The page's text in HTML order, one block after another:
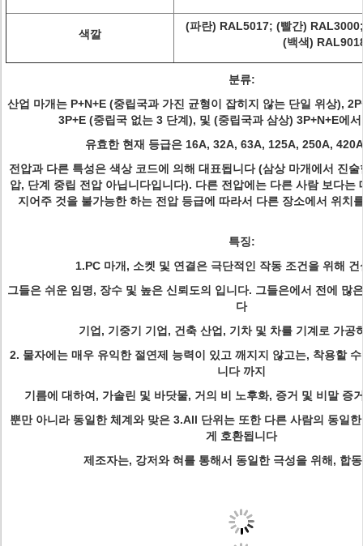
색깔
(파란) RAL5017; (빨간)
(백색)
분류:
산업 마개는 P+N+E (중립국과 가진 균형이 잡히지 않는 단일 위상),
3P+E (중립국 없는 3 단계), 및 (중립국과 삼상) 3P+N+E에
유효한 현재 등급은 16A, 32A, 63A, 125A, 250A,
전압과 다른 특성은 색상 코드에 의해 대표됩니다 (삼상 마개에서 진
압, 단계 중립 전압 아닙니다입니다). 다른 전압에는 다른 사람 보다는
지어주 것을 불가능한 하는 전압 등급에 따라서 다른 장소에서 위치
특징:
1.PC 마개, 소켓 및 연결은 극단적인 작동 조건을 위해 건
그들은 쉬운 임명, 장수 및 높은 신뢰도의 입니다. 그들은에서 전에 많
다
기업, 기중기 기업, 건축 산업, 기차 및 차를 기계로 가공
2. 물자에는 매우 유익한 절연제 능력이 있고 깨지지 않고는, 착용할
니다 까지
기름에 대하여, 가솔린 및 바닷물, 거의 비 노후화, 증거 및 비말 증
뿐만 아니라 동일한 체계와 맞은 3.All 단위는 또한 다른 사람의 동일
게 호환됩니다
제조자는, 강저와 혀를 통해서 동일한 극성을 위해, 합